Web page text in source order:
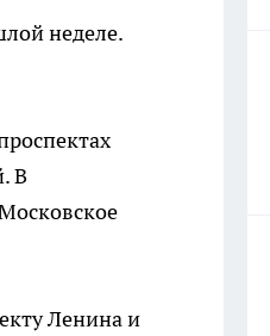
неделе.
В
Ленина и